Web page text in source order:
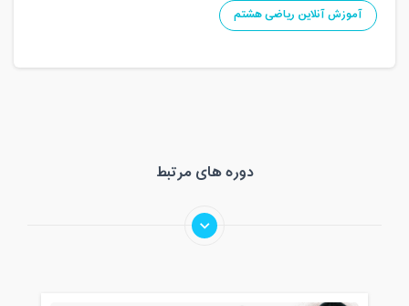
آموزش آنلاین ریاضی هشتم
دوره های مرتبط